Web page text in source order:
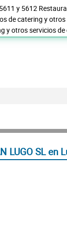
y 5612
de catering y
y otros servicios
LUGO SL en